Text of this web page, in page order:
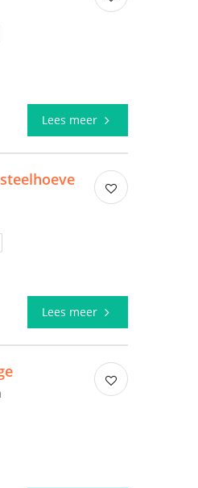
Lees meer
Lees meer